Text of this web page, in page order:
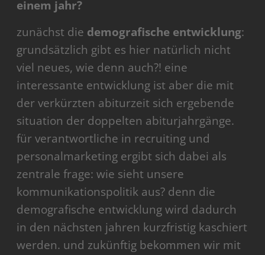
einem jahr?
zunächst die demografische entwicklung:
grundsätzlich gibt es hier natürlich nicht
viel neues, wie denn auch?! eine
interessante entwicklung ist aber die mit
der verkürzten abiturzeit sich ergebende
situation der doppelten abiturjahrgänge.
für verantwortliche in recruiting und
personalmarketing ergibt sich dabei als
zentrale frage: wie sieht unsere
kommunikationspolitik aus? denn die
demografische entwicklung wird dadurch
in den nächsten jahren kurzfristig kaschiert
werden. und zukünftig bekommen wir mit